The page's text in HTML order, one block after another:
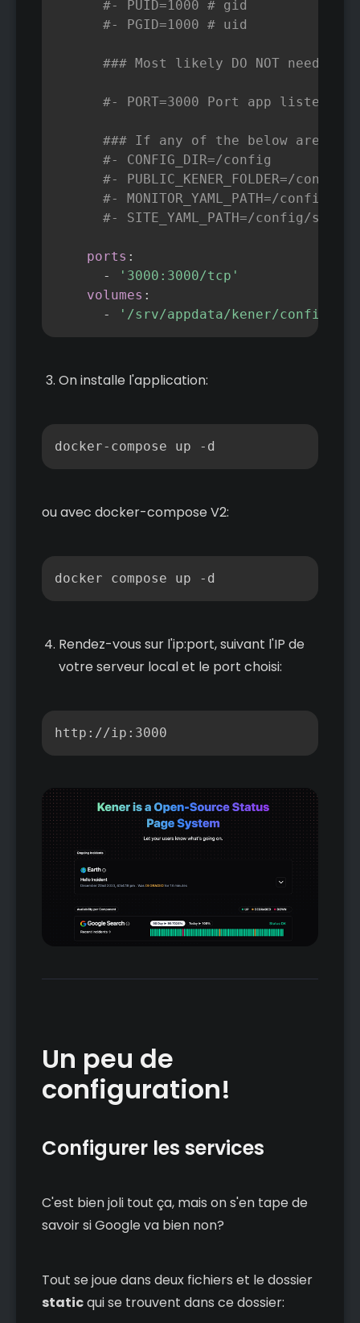
#- PUID=1000 # gid
#- PGID=1000 # uid
### Most likely DO NOT need to
#- PORT=3000 Port app listens on
### If any of the below are
#- CONFIG_DIR=/config
#- PUBLIC_KENER_FOLDER=/
#- MONITOR_YAML_PATH=/config/
#- SITE_YAML_PATH=/config/
ports :
-
'3000:3000/tcp'
volumes :
-
'/srv/appdata/kener/config:/
On installe l'application:
ou avec docker-compose V2:
docker compose up -d
Rendez-vous sur l'ip:port, suivant l'IP de
votre serveur local et le port choisi:
http://ip:3000
Un peu de
configuration!
Configurer les services
C'est bien joli tout ça, mais on s'en tape de
savoir si Google va bien non?
Tout se joue dans deux fichiers et le dossier
staticqui se trouvent dans ce dossier: